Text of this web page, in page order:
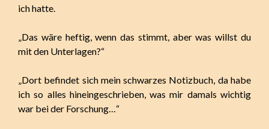
ich hatte.
„Das wäre heftig, wenn das stimmt, aber was willst du
mit den Unterlagen?“
„Dort befindet sich mein schwarzes Notizbuch, da habe
ich so alles hineingeschrieben, was mir damals wichtig
war bei der Forschung…“